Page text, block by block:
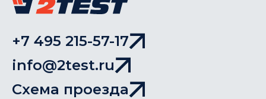
+7 495 215-57-17
info@2test.ru
Схема проезда